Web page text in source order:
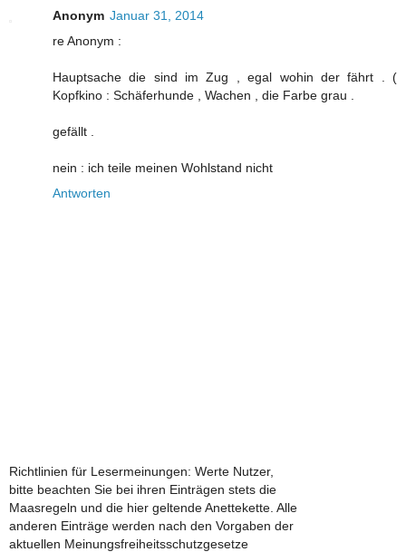
Anonym Januar 31, 2014
re Anonym :
Hauptsache die sind im Zug , egal wohin der fährt . (
Kopfkino : Schäferhunde , Wachen , die Farbe grau .
gefällt .
nein : ich teile meinen Wohlstand nicht
Antworten
Richtlinien für Lesermeinungen: Werte Nutzer,
bitte beachten Sie bei ihren Einträgen stets die
Maasregeln und die hier geltende Anettekette. Alle
anderen Einträge werden nach den Vorgaben der
aktuellen Meinungsfreiheitsschutzgesetze